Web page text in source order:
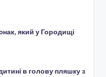
який у Городищі
в голову пляшку з